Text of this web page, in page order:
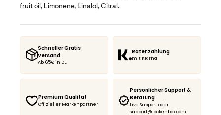
fruit oil, Limonene, Linalol, Citral.
Schneller Gratis
Versand
Ab 65€ in DE
Ratenzahlung
mit Klarna
Premium Qualität
Offizieller Markenpartner
Persönlicher Support &
Beratung
Live Support oder
support@lockenbox.com